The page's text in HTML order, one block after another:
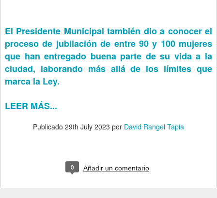
El Presidente Municipal también dio a conocer el
proceso de jubilación de entre 90 y 100 mujeres
que han entregado buena parte de su vida a la
ciudad, laborando más allá de los límites que
marca la Ley.
LEER MÁS...
Publicado 29th July 2023 por David Rangel Tapia
0 Añadir un comentario